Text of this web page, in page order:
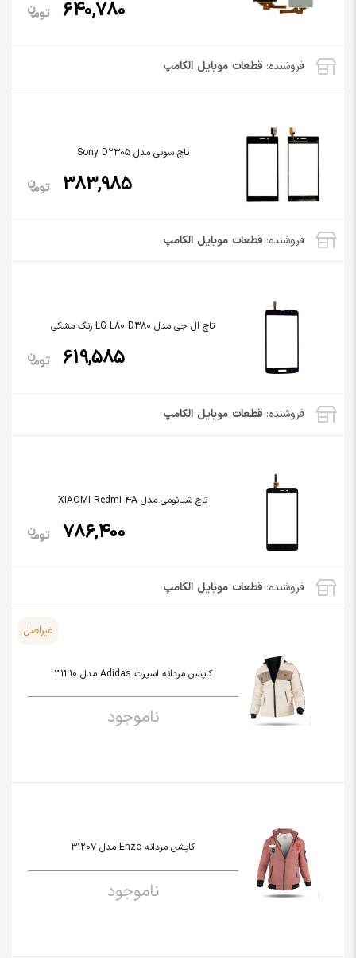
فروشنده:قطعات موبایل الکامپ
640,780
فروشنده:قطعات موبایل الکامپ
تاچ سونی مدل Sony D2305
383,985
فروشنده:قطعات موبایل الکامپ
تاچ ال جی مدل LG L80 D380 رنگ مشکی
619,585
فروشنده:قطعات موبایل الکامپ
تاچ شیائومی مدل XIAOMI Redmi 4A
786,400
غیراصل
کاپشن مردانه اسپرت Adidas مدل 31210
ناموجود
کاپشن مردانه Enzo مدل 31207
ناموجود